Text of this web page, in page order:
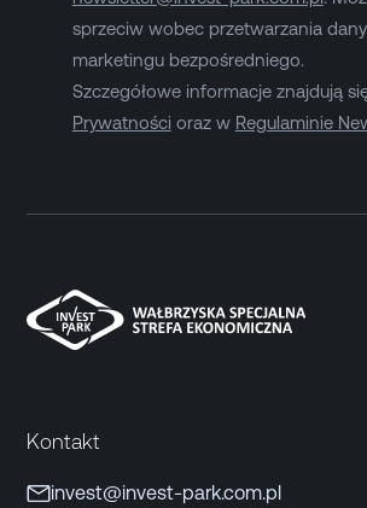
sprzeciw wobec przetwarzania
marketingu bezpośredniego.
Szczegółowe informacje znajdują
Prywatności oraz w Regulaminie
Kontakt
invest@invest-park.com.pl